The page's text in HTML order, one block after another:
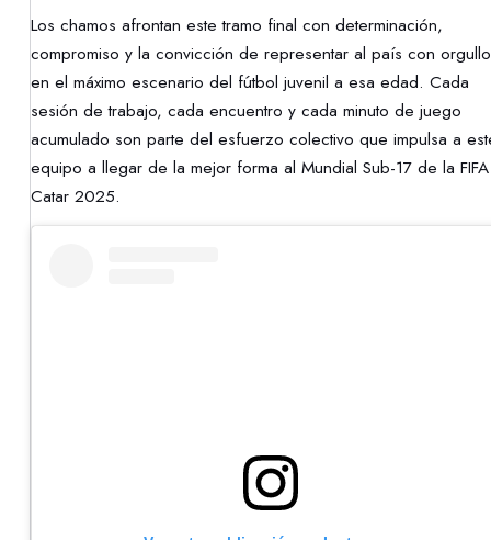
Los chamos afrontan este tramo final con determinación,
compromiso y la convicción de representar al país con orgullo
en el máximo escenario del fútbol juvenil a esa edad. Cada
sesión de trabajo, cada encuentro y cada minuto de juego
acumulado son parte del esfuerzo colectivo que impulsa a
equipo a llegar de la mejor forma al Mundial Sub-17 de la FIFA
Catar 2025.